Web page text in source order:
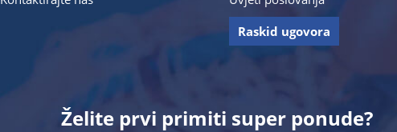
Raskid ugovora
Želite prvi primiti super ponude?